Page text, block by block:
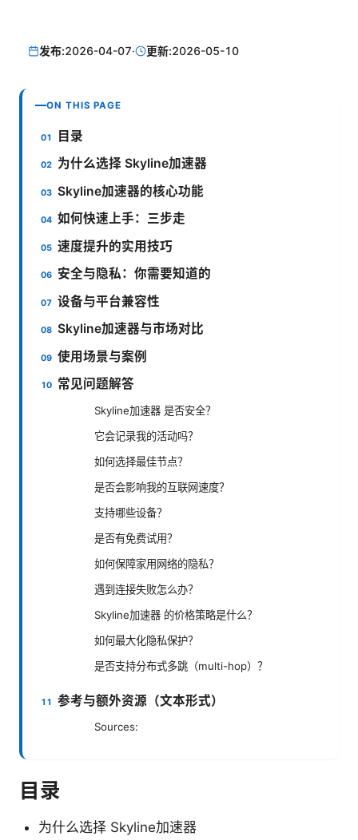
发布:2026-04-07· 更新:2026-05-10
ON THIS PAGE
目录
为什么选择 Skyline加速器
Skyline加速器的核心功能
如何快速上手：三步走
速度提升的实用技巧
安全与隐私：你需要知道的
设备与平台兼容性
Skyline加速器与市场对比
使用场景与案例
常见问题解答
Skyline加速器 是否安全？
它会记录我的活动吗？
如何选择最佳节点？
是否会影响我的互联网速度？
支持哪些设备？
是否有免费试用？
如何保障家用网络的隐私？
遇到连接失败怎么办？
Skyline加速器 的价格策略是什么？
如何最大化隐私保护？
是否支持分布式多跳（multi-hop）？
参考与额外资源（文本形式）
Sources:
目录
为什么选择 Skyline加速器